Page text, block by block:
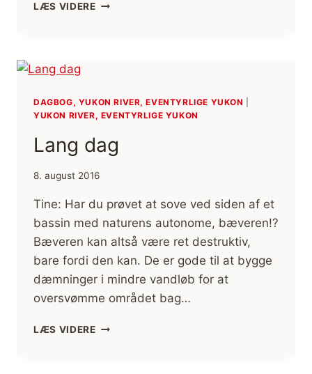
LÆS VIDEREANVIK
DAGBOG, YUKON RIVER, EVENTYRLIGE YUKON
YUKON RIVER, EVENTYRLIGE YUKON
Lang dag
8. august 2016
Tine: Har du prøvet at sove ved siden af et
bassin med naturens autonome, bæveren!?
Bæveren kan altså være ret destruktiv,
bare fordi den kan. De er gode til at bygge
dæmninger i mindre vandløb for at
oversvømme området bag…
LÆS VIDERELANG